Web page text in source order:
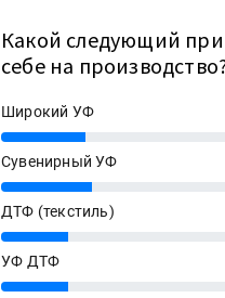
Какой следующий
себе на
Широкий УФ
25%
Сувенирный УФ
27%
ДТФ (текстиль)
20%
УФ ДТФ
20%